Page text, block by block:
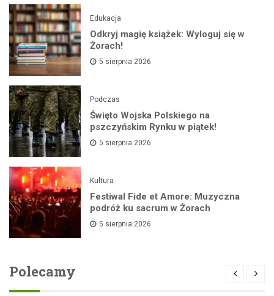
Edukacja
Odkryj magię książek: Wyloguj się w
Żorach!
5 sierpnia 2026
Podczas
Święto Wojska Polskiego na
pszczyńskim Rynku w piątek!
5 sierpnia 2026
Kultura
Festiwal Fide et Amore: Muzyczna
podróż ku sacrum w Żorach
5 sierpnia 2026
Polecamy